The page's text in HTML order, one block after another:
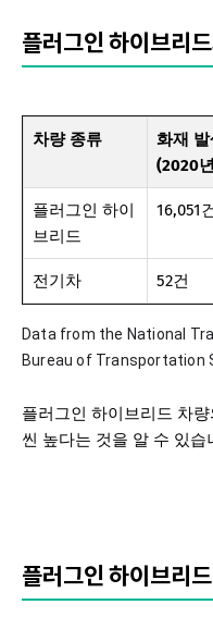
플러그인 하이브리
차량 종류
화재
(2020
플러그인 하이
브리드
16,051
전기차 52건
Data from the National
Bureau of Transportation
플러그인 하이브리드 차
씬 높다는 것을 알 수 있습
플러그인 하이브리